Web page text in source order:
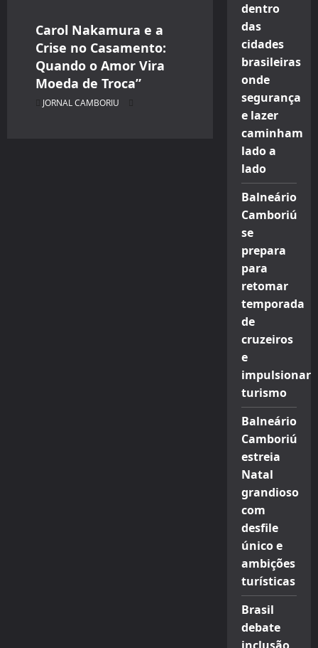
Carol Nakamura e a
Crise no Casamento:
Quando o Amor Vira
Moeda de Troca”
JORNAL CAMBORIU
dentro
das
cidades
brasileiras
onde
segurança
e lazer
caminham
lado a
lado
Balneário
Camboriú
se
prepara
para
retomar
temporada
de
cruzeiros
e
impulsionar
turismo
Balneário
Camboriú
estreia
Natal
grandioso
com
desfile
único e
ambições
turísticas
Brasil
debate